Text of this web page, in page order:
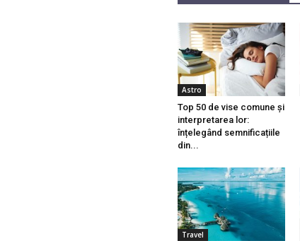
Astro
Top 50 de vise comune și
interpretarea lor:
înțelegând semnificațiile
din...
Travel